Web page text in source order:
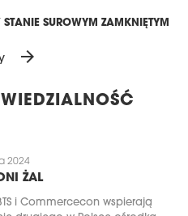
SUROWYM ZAMKNIĘTYM
arrow_forward
2024
ŻAL
i Commercecon wspierają